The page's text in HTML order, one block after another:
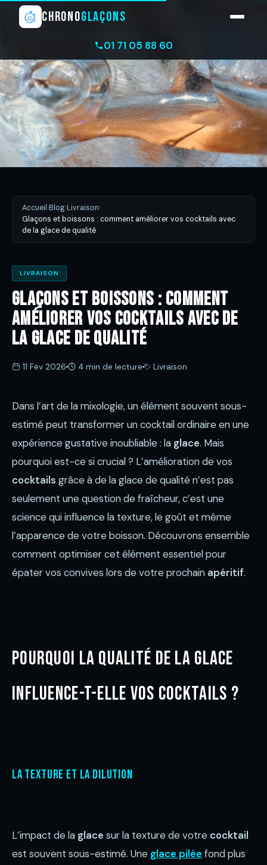
CHRONOGLAÇONS
01 71 05 88 60
Accueil ›Blog›Livraison›
Glaçons et boissons : comment améliorer vos cocktails avec
de la glace de qualité
LIVRAISON
Glaçons et boissons : comment
améliorer vos cocktails avec de
la glace de qualité
11 Fév 2026 4 min de lecture Livraison
Dans l’art de la mixologie, un élément souvent sous-
estimé peut transformer un cocktail ordinaire en une
expérience gustative inoubliable : la glace. Mais
pourquoi est-ce si crucial ? L’amélioration de vos
cocktails grâce à de la glace de qualité n’est pas
seulement une question de fraîcheur, c’est une
science qui influence la texture, le goût et même
l’apparence de votre boisson. Découvrons ensemble
comment optimiser cet élément essentiel pour
épater vos convives lors de votre prochain apéritif.
Pourquoi la qualité de la glace
influence-t-elle vos cocktails ?
La texture et la dilution
L’impact de la glace sur la texture de votre cocktail
est souvent sous-estimé. Une glace pilée fond plus